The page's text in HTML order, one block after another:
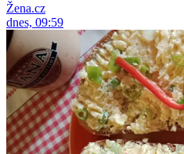
Žena.cz
dnes, 09:59